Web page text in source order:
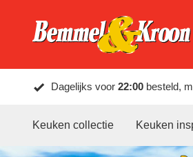
Dagelijks voor 22:00 besteld,
Keuken collectie Keuken